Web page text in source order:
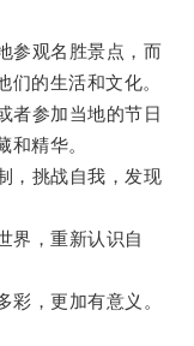
观名胜景点，而
的生活和文化。
参加当地的节日
和精华。
挑战自我，发现
，重新认识自
，更加有意义。